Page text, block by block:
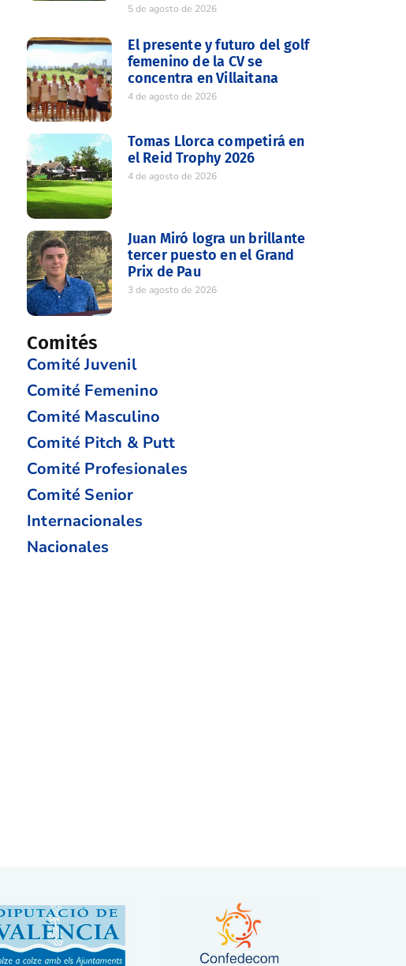
5 de agosto de 2026
El presente y futuro del golf
femenino de la CV se
concentra en Villaitana
4 de agosto de 2026
Tomas Llorca competirá en
el Reid Trophy 2026
4 de agosto de 2026
Juan Miró logra un brillante
tercer puesto en el Grand
Prix de Pau
3 de agosto de 2026
Comités
Comité Juvenil
Comité Femenino
Comité Masculino
Comité Pitch & Putt
Comité Profesionales
Comité Senior
Internacionales
Nacionales